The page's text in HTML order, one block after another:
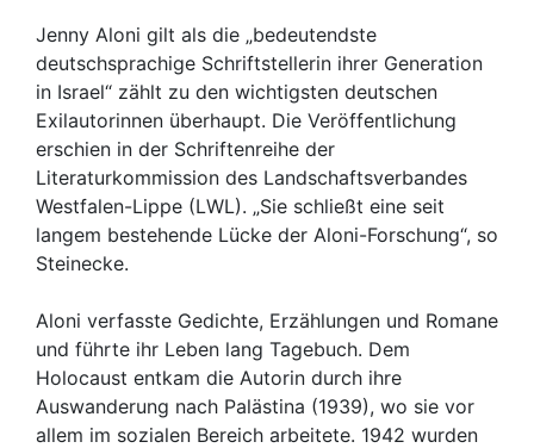
Jenny Aloni gilt als die „bedeutendste
deutschsprachige Schriftstellerin ihrer Generation
in Israel“ zählt zu den wichtigsten deutschen
Exilautorinnen überhaupt. Die Veröffentlichung
erschien in der Schriftenreihe der
Literaturkommission des Landschaftsverbandes
Westfalen-Lippe (LWL). „Sie schließt eine seit
langem bestehende Lücke der Aloni-Forschung“, so
Steinecke.
Aloni verfasste Gedichte, Erzählungen und Romane
und führte ihr Leben lang Tagebuch. Dem
Holocaust entkam die Autorin durch ihre
Auswanderung nach Palästina (1939), wo sie vor
allem im sozialen Bereich arbeitete. 1942 wurden